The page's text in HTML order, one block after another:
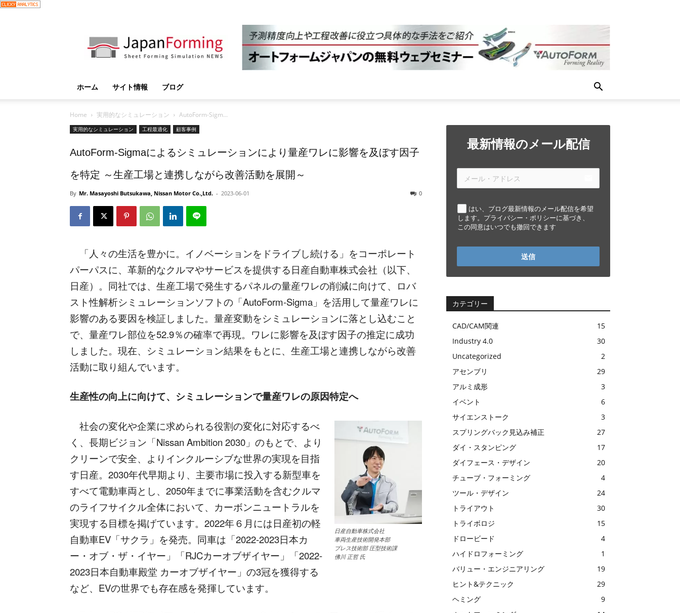
ホーム サイト情報 ブログ
Home 実用的なシミュレーション AutoForm-Sigm...
実用的なシミュレーション 工程最適化 顧客事例
AutoForm-Sigmaによるシミュレーションにより量産ワレに影響を及ぼす因子
を特定 ～生産工場と連携しながら改善活動を展開～
By Mr. Masayoshi Butsukawa, Nissan Motor Co.,Ltd. - 2023-06-01 0
「人々の生活を豊かに。イノベーションをドライブし続ける」をコーポレート
パーパスに、革新的なクルマやサービスを提供する日産自動車株式会社（以下、
日産）。同社では、生産工場で発生するパネルの量産ワレの削減に向けて、ロバ
スト性解析シミュレーションソフトの「AutoForm-Sigma」を活用して量産ワレに
影響のある要因を検証しました。量産変動をシミュレーションに落とし込むこと
で、量産ワレ部位を52.9％の確率で再現。ワレに影響を及ぼす因子の推定に成功
しました。現在、シミュレーション結果をもとに、生産工場と連携しながら改善
活動に取り組んでいます。
生産性の向上に向けて、シミュレーションで量産ワレの原因特定へ
日産自動車株式会社
車両生産技術開発本部
プレス技術部 圧型技術課
佛川 正哲 氏
社会の変化や企業に求められる役割の変化に対応するべ
く、長期ビジョン「Nissan Ambition 2030」のもとで、より
クリーンで安全、よりインクルーシブな世界の実現を目指
す日産。2030年代早期より、主要市場に投入する新型車を
すべて電動車両とし、2050年までに事業活動を含むクルマ
のライフサイクル全体において、カーボンニュートラルを
実現する目標を掲げています。2022年６月には日産初の軽
自動車EV「サクラ」を発売。同車は「2022-2023日本カ
ー・オブ・ザ・イヤー」「RJCカーオブザイヤー」「2022-
2023日本自動車殿堂 カーオブザイヤー」の3冠を獲得する
など、EVの世界でも存在感を発揮しています。
最新情報のメール配信
はい、ブログ最新情報のメール配信を希望
します。プライバシー・ポリシーに基づき、
この同意はいつでも撤回できます
送信
カテゴリー
CAD/CAM関連
15
Industry 4.0
30
Uncategorized
2
アセンブリ
29
アルミ成形
3
イベント
6
サイエンストーク
3
スプリングバック見込み補正
27
ダイ・スタンピング
17
ダイフェース・デザイン
20
チューブ・フォーミング
4
ツール・デザイン
24
トライアウト
30
トライボロジ
15
ドロービード
4
ハイドロフォーミング
1
バリュー・エンジニアリング
19
ヒント&テクニック
29
ヘミング
9